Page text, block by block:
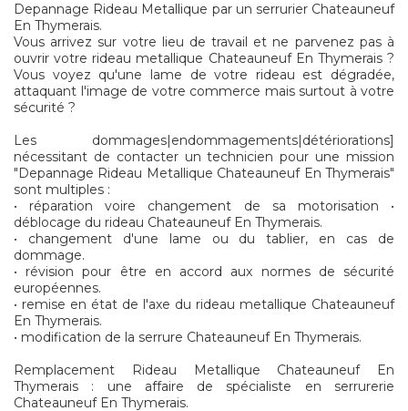
Depannage Rideau Metallique par un serrurier Chateauneuf
En Thymerais.
Vous arrivez sur votre lieu de travail et ne parvenez pas à
ouvrir votre rideau metallique Chateauneuf En Thymerais ?
Vous voyez qu'une lame de votre rideau est dégradée,
attaquant l'image de votre commerce mais surtout à votre
sécurité ?
Les dommages|endommagements|détériorations]
nécessitant de contacter un technicien pour une mission
"Depannage Rideau Metallique Chateauneuf En Thymerais"
sont multiples :
• réparation voire changement de sa motorisation •
déblocage du rideau Chateauneuf En Thymerais.
• changement d'une lame ou du tablier, en cas de
dommage.
• révision pour être en accord aux normes de sécurité
européennes.
• remise en état de l'axe du rideau metallique Chateauneuf
En Thymerais.
• modification de la serrure Chateauneuf En Thymerais.
Remplacement Rideau Metallique Chateauneuf En
Thymerais : une affaire de spécialiste en serrurerie
Chateauneuf En Thymerais.